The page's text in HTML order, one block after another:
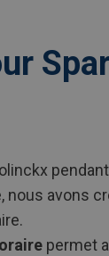
nous avons
permet